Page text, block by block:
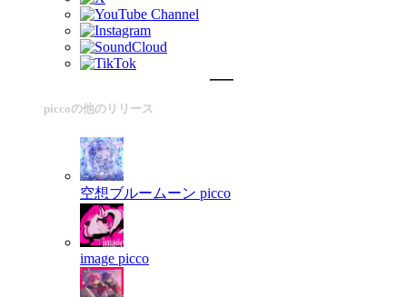
piccoの他のリリース
空想ブルームーン picco
image picco